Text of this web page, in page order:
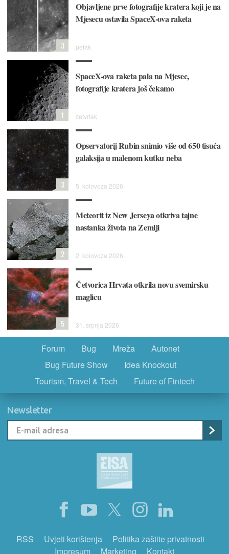
Objavljene prve fotografije kratera koji je na
Mjesecu ostavila SpaceX-ova raketa
petak
3
SpaceX-ova raketa pala na Mjesec,
fotografije kratera još čekamo
četvrtak
1
Opservatorij Rubin snimio više od 650 tisuća
galaksija u malenom kutku neba
5. kolovoza 2026.
3
Meteorit iz New Jerseya otkriva tajne
nastanka života na Zemlji
2. kolovoza 2026.
2
Četvorica Hrvata otkrila novu svemirsku
maglicu
31. srpnja 2026.
5
Forum Bug Mreža
Autonet
Bug Future Show
Idea Knockout
Tourism, Travel & Tech
Future of Fintech
Newsletter
RSS Uvjeti korištenja
Politika zaštite privatnosti
Impresum
Marketing Kontakt